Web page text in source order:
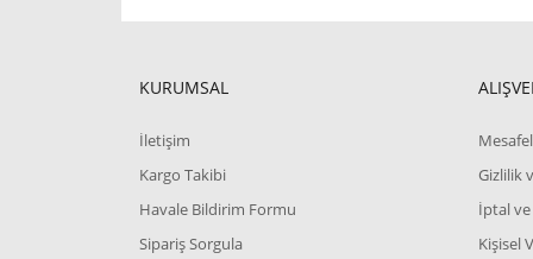
KURUMSAL
İletişim
Kargo Takibi
Havale Bildirim Formu
Sipariş Sorgula
Gizlilik
İptal ve
Kişisel